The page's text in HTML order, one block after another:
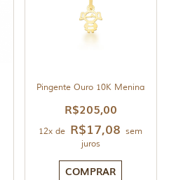
Pingente Ouro 10K Menina
R$205,00
12x de R$17,08 sem
juros
COMPRAR